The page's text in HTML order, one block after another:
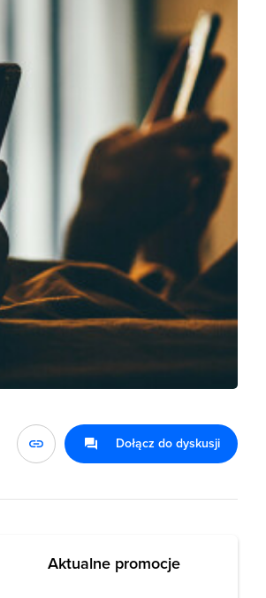
Dołącz do dyskusji
Aktualne promocje